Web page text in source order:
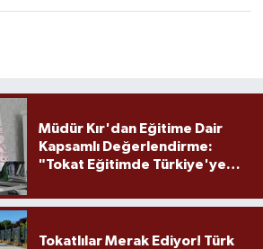
Müdür Kır'dan Eğitime Dair
Kapsamlı Değerlendirme:
"Tokat Eğitimde Türkiye'ye
Tokatlılar Merak Ediyor! Türk